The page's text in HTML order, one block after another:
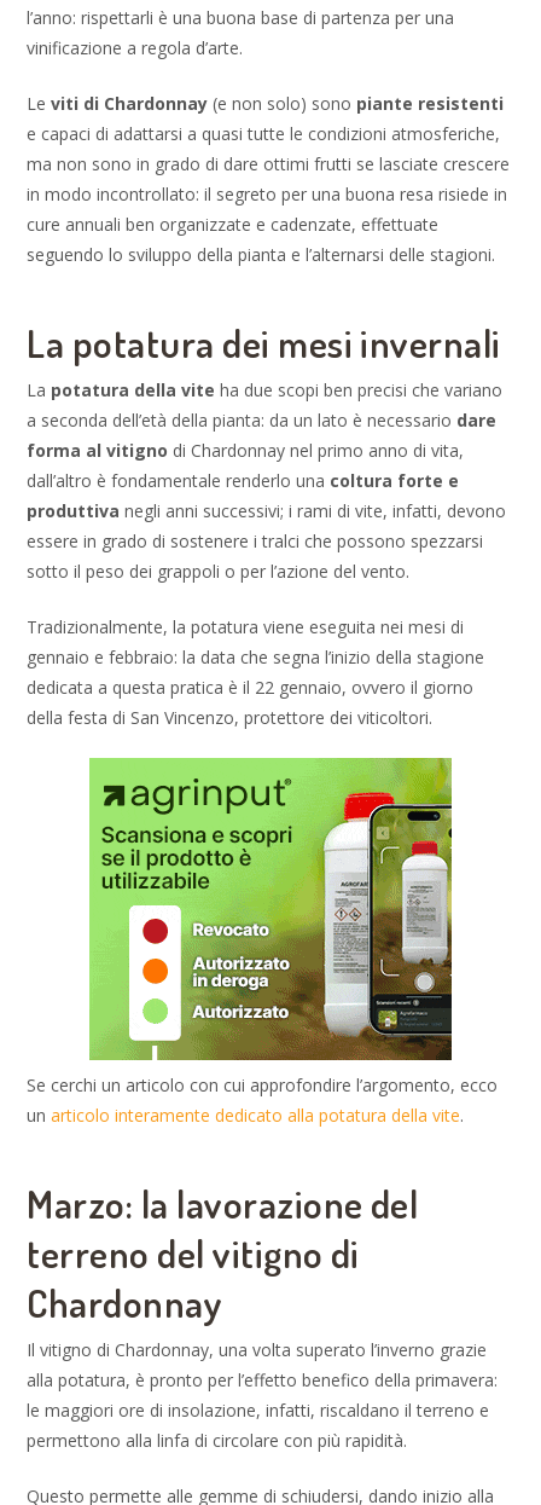
l’anno: rispettarli è una buona base di partenza per una
vinificazione a regola d’arte.
Leviti di Chardonnay (e non solo) sono piante resistenti
e capaci di adattarsi a quasi tutte le condizioni atmosferiche,
ma non sono in grado di dare ottimi frutti se lasciate crescere
in modo incontrollato: il segreto per una buona resa risiede in
cure annuali ben organizzate e cadenzate, effettuate
seguendo lo sviluppo della pianta e l’alternarsi delle stagioni.
La potatura dei mesi invernali
La potatura della vite ha due scopi ben precisi che variano
a seconda dell’età della pianta: da un lato è necessario dare
forma al vitigno di Chardonnay nel primo anno di vita,
dall’altro è fondamentale renderlo una coltura forte e
produttiva negli anni successivi; i rami di vite, infatti, devono
essere in grado di sostenere i tralci che possono spezzarsi
sotto il peso dei grappoli o per l’azione del vento.
Tradizionalmente, la potatura viene eseguita nei mesi di
gennaio e febbraio: la data che segna l’inizio della stagione
dedicata a questa pratica è il 22 gennaio, ovvero il giorno
della festa di San Vincenzo, protettore dei viticoltori.
Se cerchi un articolo con cui approfondire l’argomento, ecco
unarticolo interamente dedicato alla potatura della vite.
Marzo: la lavorazione del
terreno del vitigno di
Chardonnay
Il vitigno di Chardonnay, una volta superato l’inverno grazie
alla potatura, è pronto per l’effetto benefico della primavera:
le maggiori ore di insolazione, infatti, riscaldano il terreno e
permettono alla linfa di circolare con più rapidità.
Questo permette alle gemme di schiudersi, dando inizio alla